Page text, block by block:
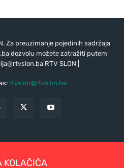
Za preuzimanje pojedinih sadržaja
dozvolu možete zatražiti putem
RTV SLON |
rtvslon@rtvslon.ba
KOLAČIĆA